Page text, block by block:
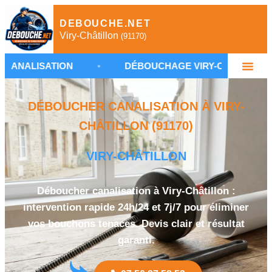
DEBOUCHE.NET
Viry-Châtillon (91170)
• DÉBOUCHAGE VIRY-CHÂTILLON •
DÉBOUCHER CANALISATION À VIRY-
CHÂTILLON (91170)
VIRY-CHÂTILLON
Déboucher canalisation à Viry-Châtillon :
intervention rapide 24h/24 et 7j/7 pour éliminer
vos bouchons tenaces. Devis clair et résultat
garanti.